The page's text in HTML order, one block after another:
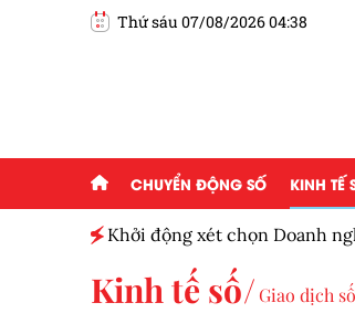
Thứ sáu 07/08/2026 04:38
CHUYỂN ĐỘNG SỐ KINH TẾ
Khởi động xét chọn Doanh
Kinh tế số Giao dịch số